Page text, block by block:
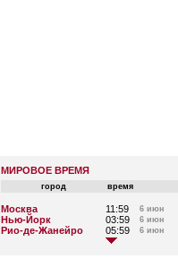
МИРОВОЕ ВРЕМЯ
город время
Москва 11:59 6 июн
Нью-Йорк
03:59 6 июн
Рио-де-Жанейро
05:59 6 июн